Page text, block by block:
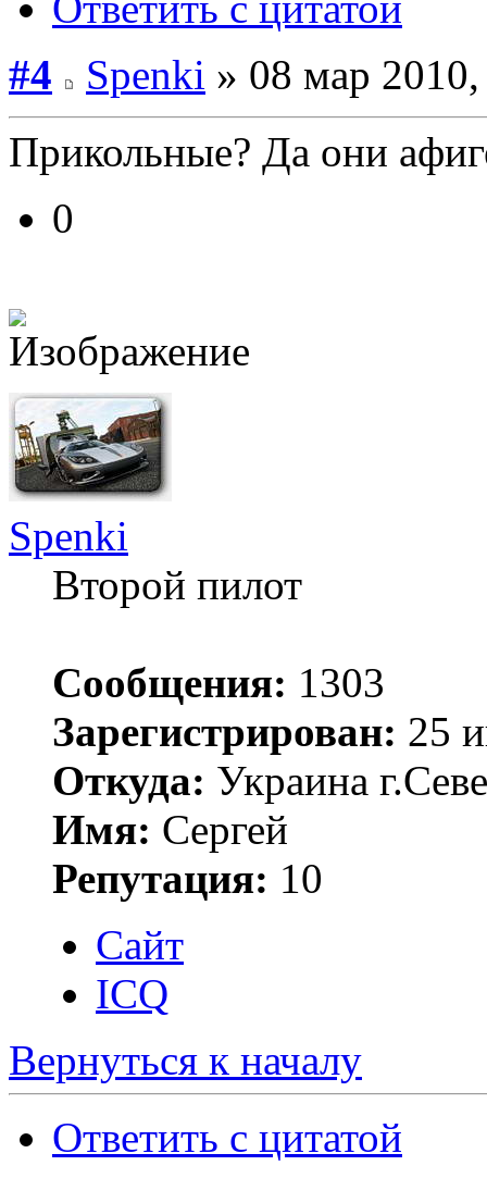
#4
Spenki » 08 мар
Прикольные? Да они
0
Spenki
Второй пилот
Сообщения: 1303
Зарегистрирован: 25
Откуда: Украина
Имя: Сергей
Репутация: 10
Сайт
ICQ
Вернуться к началу
Ответить с цитатой